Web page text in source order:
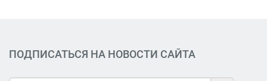
ПОДПИСАТЬСЯ НА НОВОСТИ САЙТА